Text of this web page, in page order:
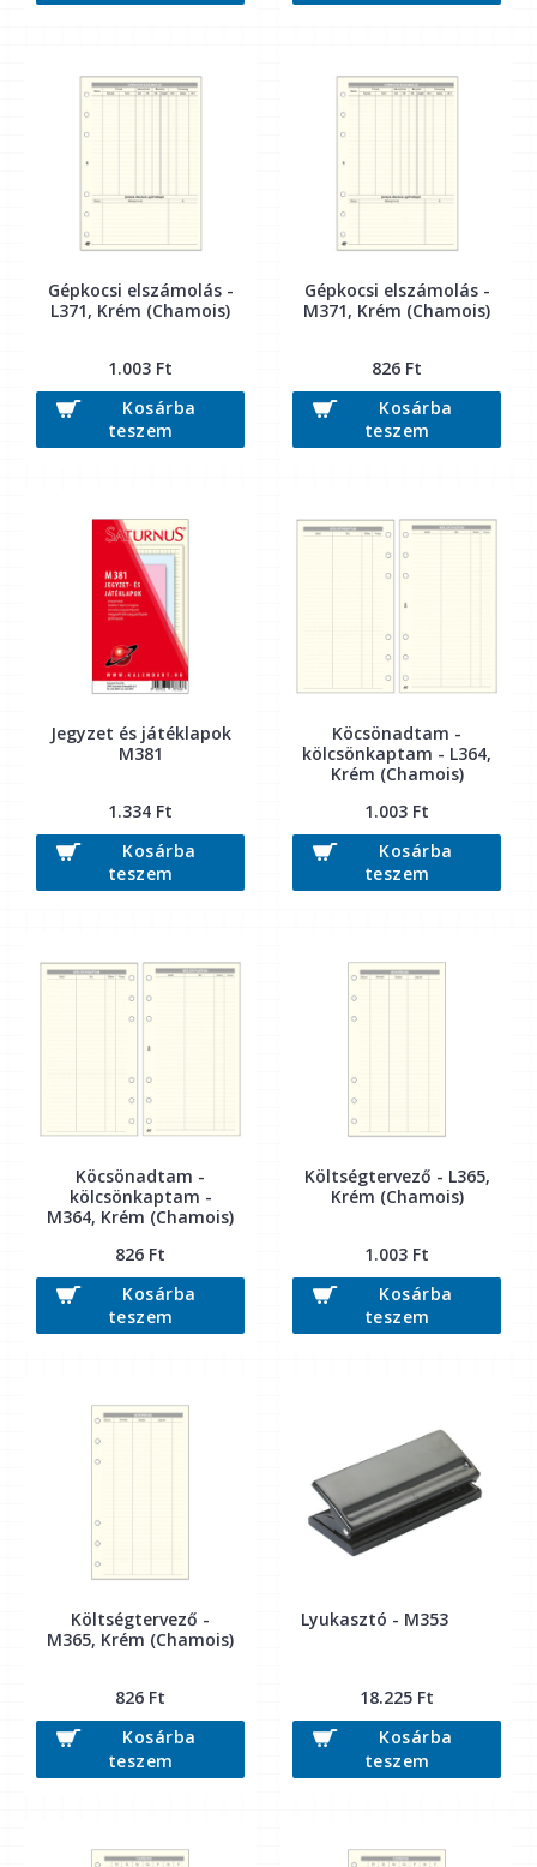
Gépkocsi elszámolás -
L371, Krém (Chamois)
1.003 Ft
Kosárba
teszem
Gépkocsi elszámolás -
M371, Krém (Chamois)
826 Ft
Kosárba
teszem
Jegyzet és játéklapok
M381
1.334 Ft
Kosárba
teszem
Köcsönadtam -
kölcsönkaptam - L364,
Krém (Chamois)
1.003 Ft
Kosárba
teszem
Köcsönadtam -
kölcsönkaptam -
M364, Krém (Chamois)
826 Ft
Kosárba
teszem
Költségtervező - L365,
Krém (Chamois)
1.003 Ft
Kosárba
teszem
Költségtervező -
M365, Krém (Chamois)
826 Ft
Kosárba
teszem
Lyukasztó - M353
18.225 Ft
Kosárba
teszem